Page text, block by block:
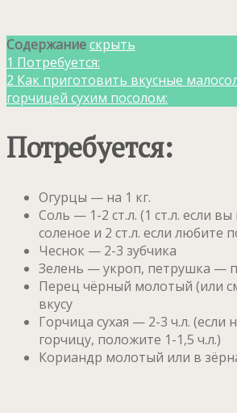
Содержаниескрыть
1 Потребуется:
2 Как приготовить вкусные
горчицей сухим посолом:
Потребуется:
Огурцы — на 1 кг.
Соль — 1-2 ст.л. (1 ст.л. если
соленое и 2 ст.л. если любите
Чеснок — 2-3 зубчика
Зелень — укроп, петрушка —
Перец чёрный молотый (или
вкусу
Горчица сухая — 2-3 ч.л. (если
горчицу, положите 1-1,5 ч.л.)
Кориандр молотый или в